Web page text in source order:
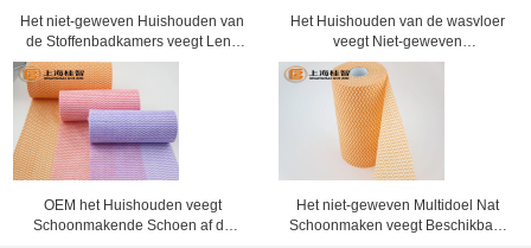
Het niet-geweven Huishouden van
de Stoffenbadkamers veegt Lens
Schoonmakende Doek af
Het Huishouden van de wasvloer
veegt Niet-geweven
Schoonmakende Doek met
Vensterdoos af
OEM het Huishouden veegt
Schoonmakende Schoen af de
Het niet-geweven Multidoel Nat
Schoonmaken veegt Beschikbare